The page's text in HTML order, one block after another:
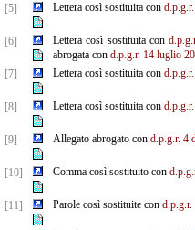
[5] Lettera così sostituita con
[6] Lettera così sostituita con
abrogata con d.p.g.r. 14 luglio
[7]
Lettera così sostituita con
[8] Lettera così sostituita con
[9] Allegato abrogato con d.p.g.r. 4
[10] Comma così sostituito con
[11] Parole così sostituite con